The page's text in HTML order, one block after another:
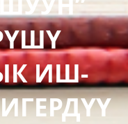
ИШ-